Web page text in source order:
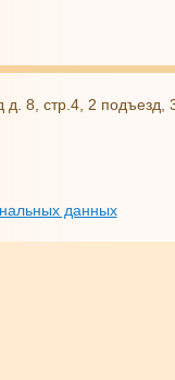
д. 8, стр.4, 2
данных